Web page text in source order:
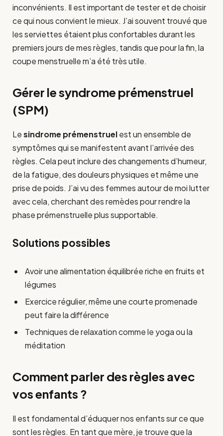
inconvénients. Il est important de tester et de choisir
ce qui nous convient le mieux. J’ai souvent trouvé que
les serviettes étaient plus confortables durant les
premiers jours de mes règles, tandis que pour la fin, la
coupe menstruelle m’a été très utile.
Gérer le syndrome prémenstruel
(SPM)
Lesindrome prémenstruelest un ensemble de
symptômes qui se manifestent avant l’arrivée des
règles. Cela peut inclure des changements d’humeur,
de la fatigue, des douleurs physiques et même une
prise de poids. J’ai vu des femmes autour de moi lutter
avec cela, cherchant des remèdes pour rendre la
phase prémenstruelle plus supportable.
Solutions possibles
Avoir une alimentation équilibrée riche en fruits et
légumes
Exercice régulier, même une courte promenade
peut faire la différence
Techniques de relaxation comme le yoga ou la
méditation
Comment parler des règles avec
vos enfants ?
Il est fondamental d’éduquer nos enfants sur ce que
sont les règles. En tant que mère, je trouve que la